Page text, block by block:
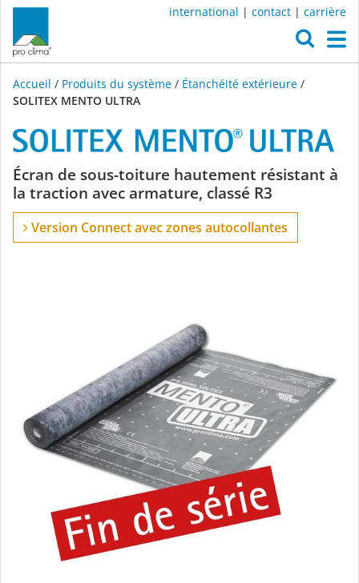
international | contact | carrière
Accueil / Produits du système / Étanchéité extérieure /
SOLITEX MENTO ULTRA
SOLITEX
MENTO
ULTRA
Écran de sous-toiture hautement résistant à
la traction avec armature, classé R3
Version Connect avec zones autocollantes